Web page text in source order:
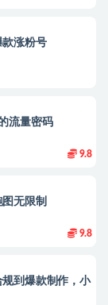
款涨粉号
流量密码
9.8
无限制
9.8
到爆款制作，小